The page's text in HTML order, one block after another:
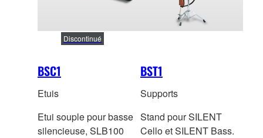
BSC1
Discontinué
Etuis
Etui souple pour basse
silencieuse, SLB100
BST1
Supports
Stand pour SILENT
Cello et SILENT Bass.